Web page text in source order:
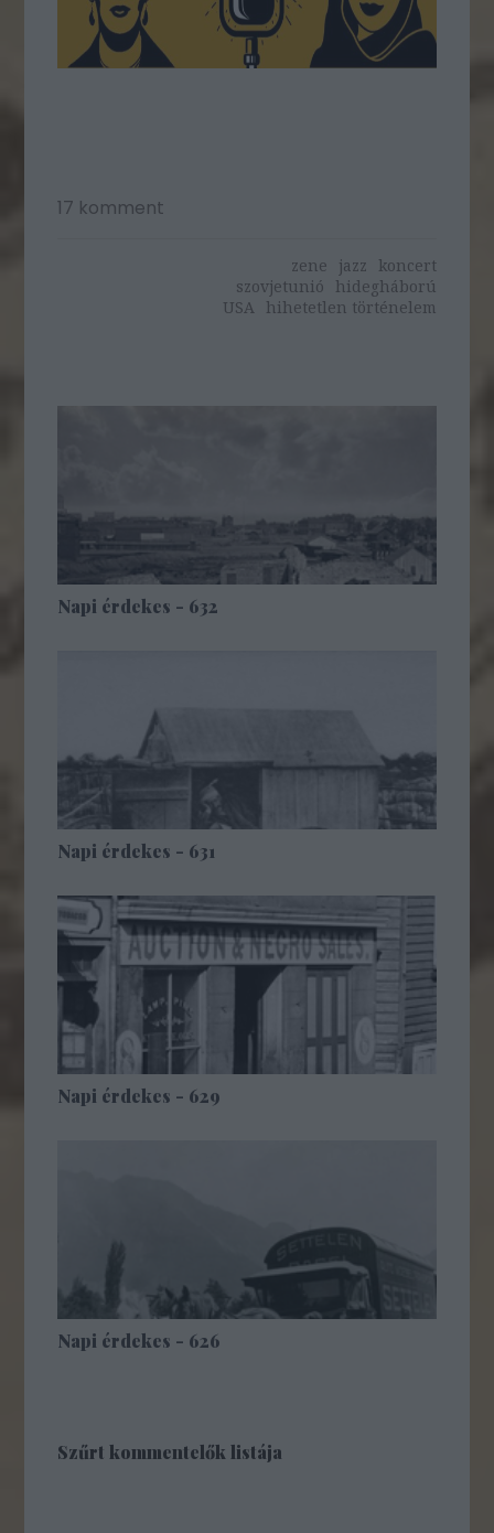
17 komment
zene jazz
koncert
szovjetunió
hidegháború
USA
hihetetlen történelem
Napi érdekes - 632
Napi érdekes - 631
Napi érdekes - 629
Napi érdekes - 626
Szűrt kommentelők listája